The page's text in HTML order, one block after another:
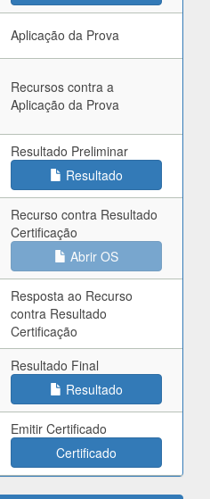
Aplicação da Prova
Recursos contra a
Aplicação da Prova
Resultado Preliminar
Resultado
Recurso contra Resultado
Certificação
Abrir OS
Resposta ao Recurso
contra Resultado
Certificação
Resultado Final
Resultado
Emitir Certificado
Certificado